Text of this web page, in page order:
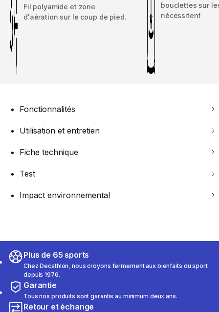
Fil polyamide et zone
d'aération sur le coup de pied.
bouclettes sur
nécessitent
Fonctionnalités
Utilisation et entretien
Fiche technique
Test
Impact environnemental
Plus de 65 sports
Chez Decathlon, nous croyons fermement aux bienfaits du sport
depuis 1976.
Garantie
Tous nos produits sont garantis au minimum deux ans.
Retour et échange